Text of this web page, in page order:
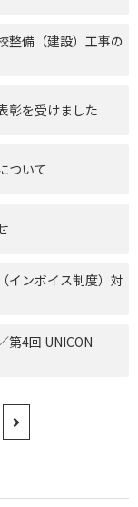
整備（建設）工事の
彰を受けました
ついて
インボイス制度）対
第4回 UNICON